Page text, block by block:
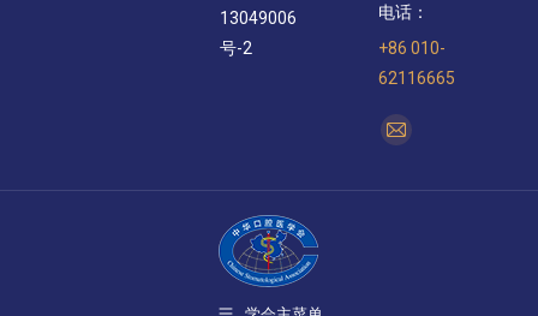
13049006
号-2
电话：
+86 010-
62116665
找到我们：
Mail